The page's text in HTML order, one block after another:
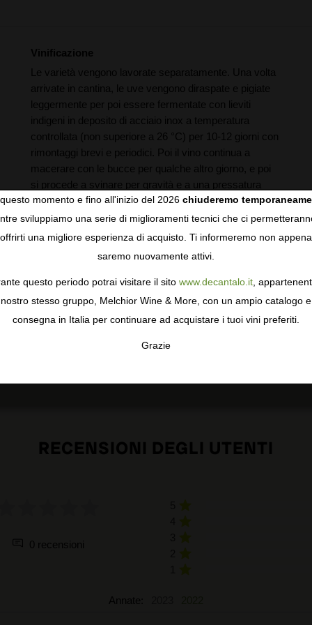
Vinificazione
Le varietà vengono lavorate separatamente. Una volta
arrivate in cantina, le uve vengono diraspate e pigiate
leggermente per poi essere fermentate con lieviti
indigeni in deposito di acciaio inox a temperatura
controllata (non superiore a 26 °C) per 10-12 giorni con
rimontaggi brevi e periodici. Poi il vino continua a
macerare con le bucce per qualche altro giorno, e poi
si procede a svinare per gravità e a una pressatura
delicata con pressa pneumatica.
Affinamento di circa 4 mesi in botti di rovere tostato.
RECENSIONI DEGLI UTENTI
0 recensioni
Annate:
COOKIES
come i cookie per personalizzare e mejorar la tua
sulla privacy
per saperne di più, o gestisci le tue
Consenso.
momento e fino all'inizio del 2026 chiuderemo
sviluppiamo una serie di miglioramenti tecnici che ci
offrirti una migliore esperienza di acquisto. Ti informeremo non appena
saremo nuovamente attivi.
questo periodo potrai visitare il sito www.decantalo.it,
nostro stesso gruppo, Melchior Wine & More, con un ampio catalogo e
consegna in Italia per continuare ad acquistare i tuoi vini preferiti.
Grazie